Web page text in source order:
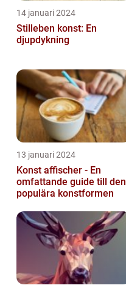
14 januari 2024
Stilleben konst: En
djupdykning
13 januari 2024
Konst affischer - En
omfattande guide till den
populära konstformen